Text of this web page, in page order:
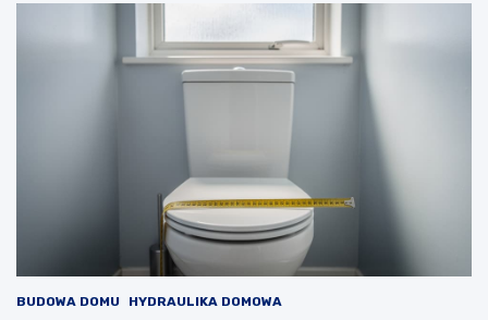
BUDOWA DOMU HYDRAULIKA DOMOWA